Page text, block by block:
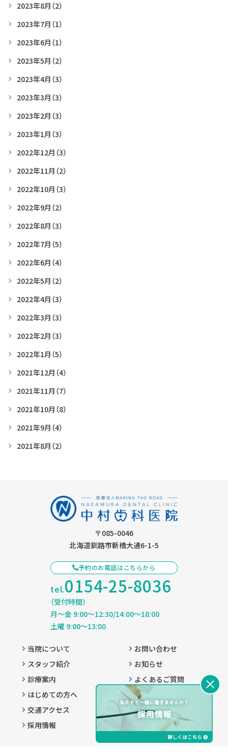
2023年8月 （2）
2023年7月 （1）
2023年6月 （1）
2023年5月 （2）
2023年4月 （3）
2023年3月 （3）
2023年2月 （3）
2023年1月 （3）
2022年12月 （3）
2022年11月 （2）
2022年10月 （3）
2022年9月 （2）
2022年8月 （3）
2022年7月 （5）
2022年6月 （4）
2022年5月 （2）
2022年4月 （3）
2022年3月 （3）
2022年2月 （3）
2022年1月 （5）
2021年12月 （4）
2021年11月 （7）
2021年10月 （8）
2021年9月 （4）
2021年8月 （2）
〒085-0046
北海道釧路市新橋大通6-1-5
予約のお電話はこちらから
tel.0154-25-8036
（受付時間）
月〜金 9:00〜12:30/14:00〜18:00
土曜 9:00〜13:00
当院について
スタッフ紹介
診療案内
はじめての方へ
交通アクセス
採用情報
お問い合わせ
お知らせ
よくあるご質問
プライバシーポリシー
患者様へのご案内
サイトマップ